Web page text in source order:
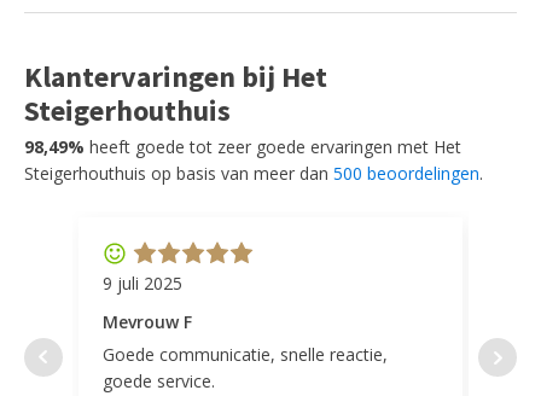
Klantervaringen bij Het
Steigerhouthuis
98,49% heeft goede tot zeer goede ervaringen met Het
Steigerhouthuis op basis van meer dan 500 beoordelingen.
9 juli 2025
Mevrouw F
Goede communicatie, snelle reactie,
goede service.
door